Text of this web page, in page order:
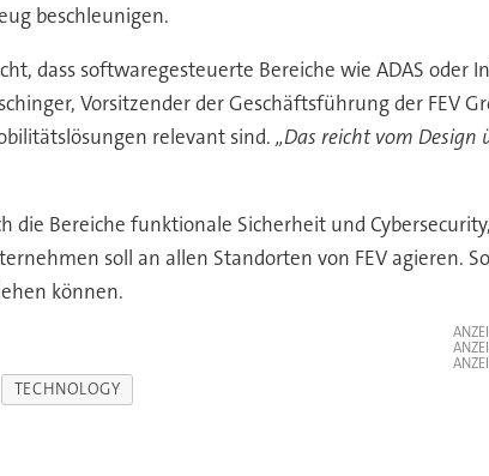
beschleunigen.
dass softwaregesteuerte Bereiche wie ADAS oder
Vorsitzender der Geschäftsführung der FEV
relevant sind. „Das reicht vom
die Bereiche funktionale Sicherheit und
soll an allen Standorten von FEV agieren.
können.
TECHNOLOGY